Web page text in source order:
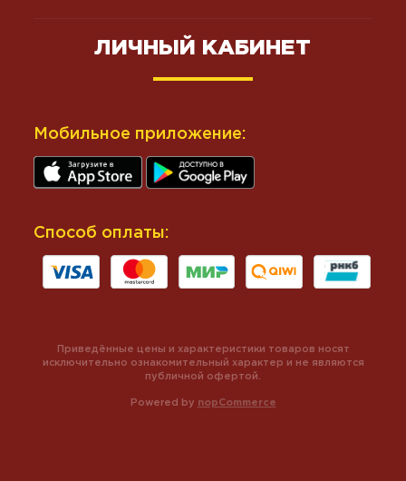
ЛИЧНЫЙ КАБИНЕТ
Мобильное приложение:
Способ оплаты:
Powered by nopCommerce
Приведённые цены и характеристики товаров носят
исключительно ознакомительный характер и не являются
публичной офертой.